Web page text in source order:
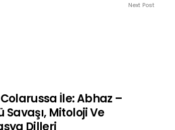
Next Post
İle: Abhaz –
Savaşı, Mitoloji Ve
Dilleri